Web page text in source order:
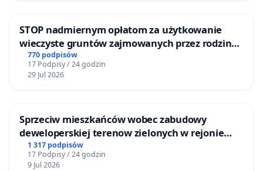
STOP nadmiernym opłatom za użytkowanie
wieczyste gruntów zajmowanych przez rodzinne
ogrody działkowe.
770 podpisów
17 Podpisy / 24 godzin
29 Jul 2026
Sprzeciw mieszkańców wobec zabudowy
deweloperskiej terenow zielonych w rejonie
Bulwarów Straceńskich w Bielsku-Białej
1 317 podpisów
17 Podpisy / 24 godzin
9 Jul 2026